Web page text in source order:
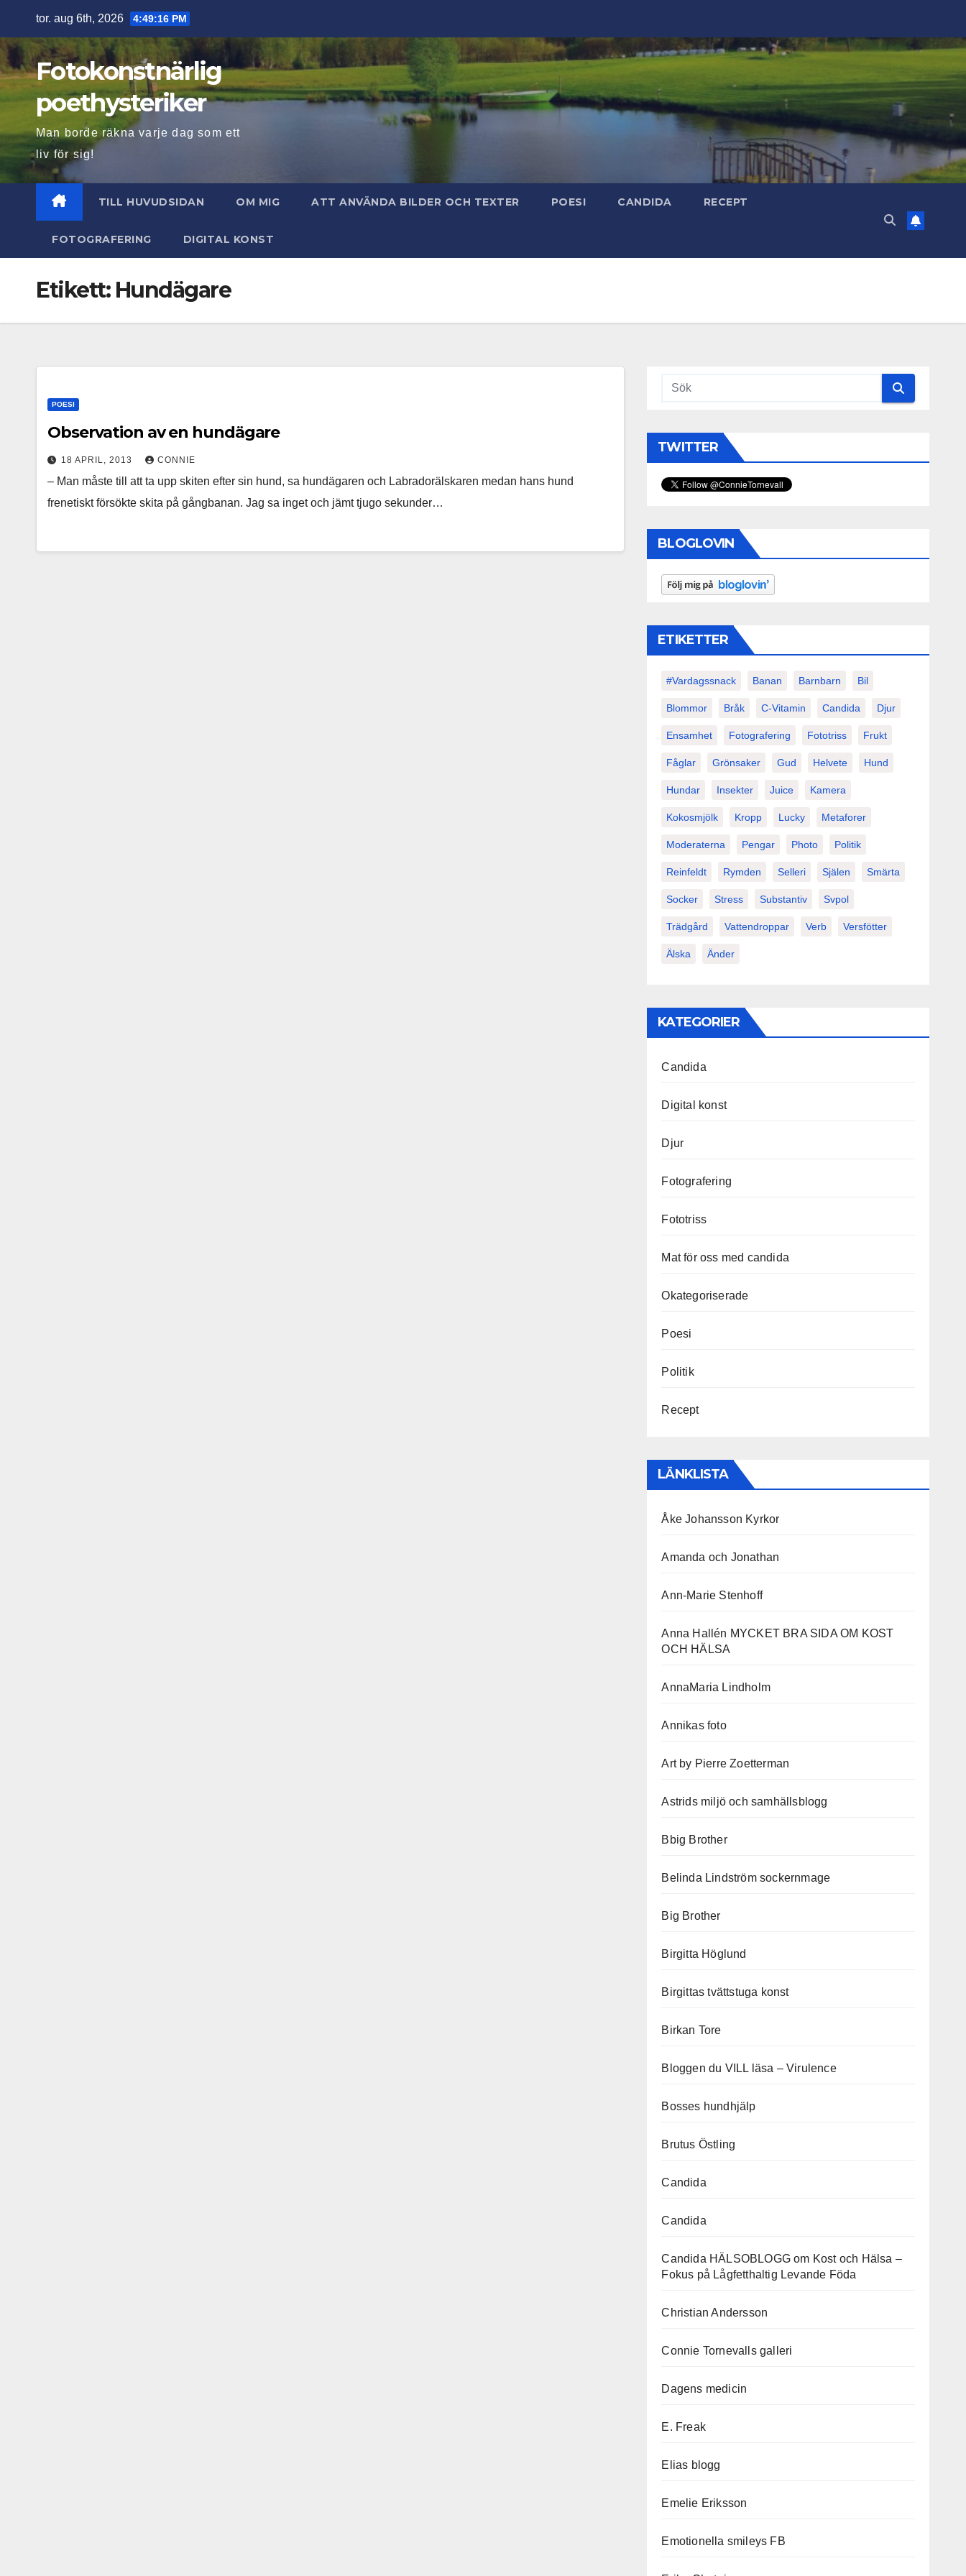
innehåll
tor. aug 6th, 2026 4:49:17 PM
Fotokonstnärlig
poethysteriker
Man borde räkna varje dag som ett
liv för sig!
TILL HUVUDSIDAN OM MIG ATT ANVÄNDA BILDER OCH TEXTER POESI CANDIDA RECEPT
FOTOGRAFERING DIGITAL KONST
Etikett: Hundägare
POESI
Observation av en hundägare
18 APRIL, 2013 CONNIE
– Man måste till att ta upp skiten efter sin hund, sa hundägaren och Labradorälskaren medan hans hund
frenetiskt försökte skita på gångbanan. Jag sa inget och jämt tjugo sekunder…
TWITTER
BLOGLOVIN
ETIKETTER
#vardagssnack Banan Barnbarn Bil
Blommor Bråk C-Vitamin Candida Djur
Ensamhet Fotografering Fototriss Frukt
Fåglar Grönsaker Gud Helvete Hund
Hundar Insekter Juice Kamera
Kokosmjölk Kropp Lucky Metaforer
Moderaterna Pengar Photo Politik
Reinfeldt Rymden Selleri Själen Smärta
Socker Stress Substantiv Svpol
Trädgård Vattendroppar Verb Versfötter
Älska Änder
KATEGORIER
Candida
Digital konst
Djur
Fotografering
Fototriss
Mat för oss med candida
Okategoriserade
Poesi
Politik
Recept
LÄNKLISTA
Åke Johansson Kyrkor
Amanda och Jonathan
Ann-Marie Stenhoff
Anna Hallén MYCKET BRA SIDA OM KOST
OCH HÄLSA
AnnaMaria Lindholm
Annikas foto
Art by Pierre Zoetterman
Astrids miljö och samhällsblogg
Bbig Brother
Belinda Lindström sockernmage
Big Brother
Birgitta Höglund
Birgittas tvättstuga konst
Birkan Tore
Bloggen du VILL läsa – Virulence
Bosses hundhjälp
Brutus Östling
Candida
Candida
Candida HÄLSOBLOGG om Kost och Hälsa –
Fokus på Lågfetthaltig Levande Föda
Christian Andersson
Connie Tornevalls galleri
Dagens medicin
E. Freak
Elias blogg
Emelie Eriksson
Emotionella smileys FB